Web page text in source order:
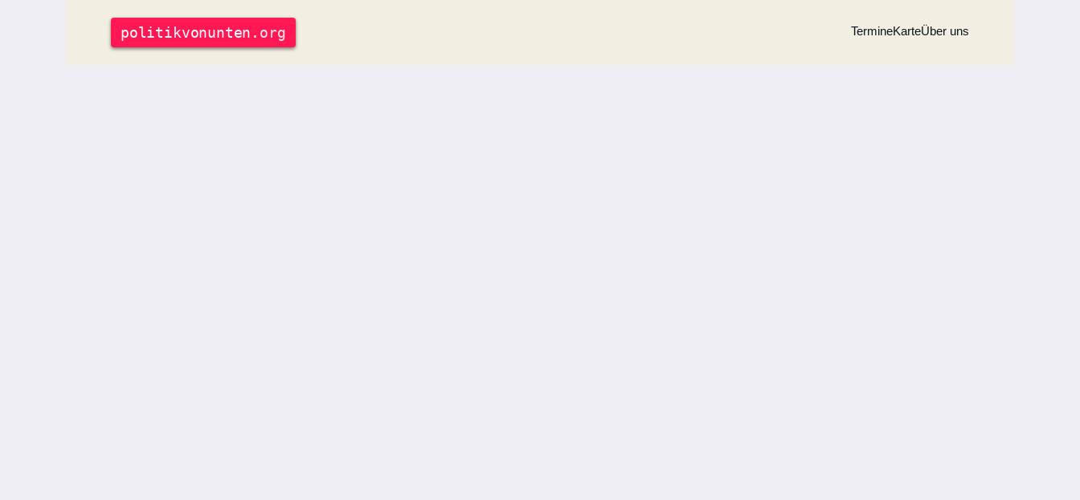
politikvonunten .org TermineKarteÜber uns